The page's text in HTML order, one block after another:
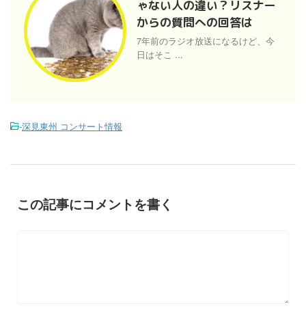
ゃない人の違い？リスナー
からの質問への回答は
7年前のラジオ放送になるけど、今
日はそこ ...
-深見東州 コンサート情報
この記事にコメントを書く